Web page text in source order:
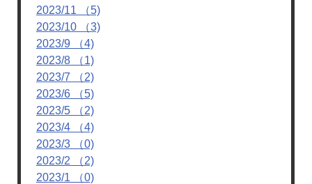
2023/11 （5)
2023/10 （3)
2023/9 （4)
2023/8 （1)
2023/7 （2)
2023/6 （5)
2023/5 （2)
2023/4 （4)
2023/3 （0)
2023/2 （2)
2023/1 （0)